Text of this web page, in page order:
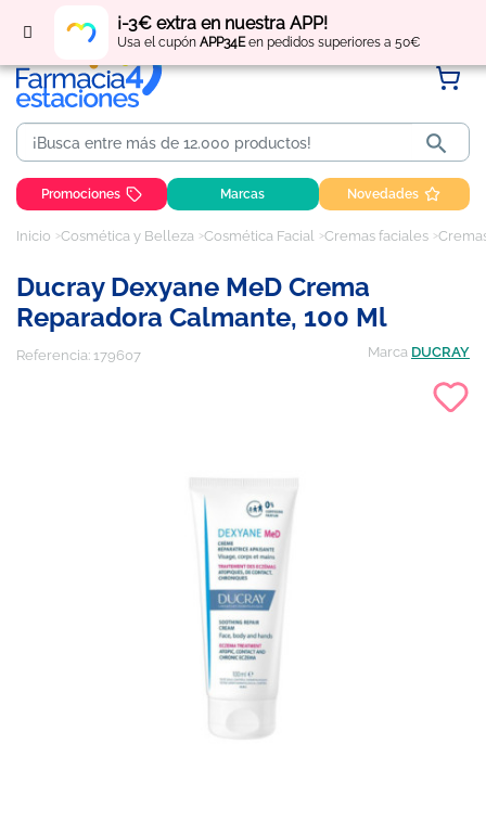
¡-3€ extra en nuestra APP!
Usa el cupón APP34Een pedidos superiores a 50€
Regístratey obtén puntos por tus compras

Promociones Marcas Novedades
Inicio Cosmética y Belleza Cosmética Facial Cremas faciales
Ducray Dexyane MeD Crema
Reparadora Calmante, 100 Ml
Referencia: 179607 Marca DUCRAY